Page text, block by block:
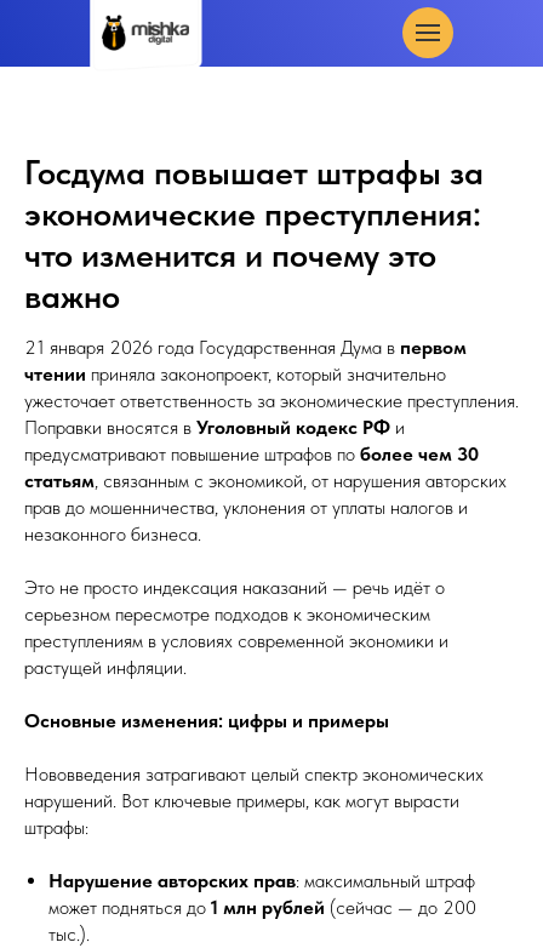
Госдума повышает штрафы за
экономические преступления:
что изменится и почему это
важно
21 января 2026 года Государственная Дума в первом
чтении приняла законопроект, который значительно
ужесточает ответственность за экономические преступления.
Поправки вносятся в Уголовный кодекс РФ и
предусматривают повышение штрафов по более чем 30
статьям, связанным с экономикой, от нарушения авторских
прав до мошенничества, уклонения от уплаты налогов и
незаконного бизнеса.
Это не просто индексация наказаний — речь идёт о
серьезном пересмотре подходов к экономическим
преступлениям в условиях современной экономики и
растущей инфляции.
Основные изменения: цифры и примеры
Нововведения затрагивают целый спектр экономических
нарушений. Вот ключевые примеры, как могут вырасти
штрафы:
Нарушение авторских прав: максимальный штраф
может подняться до 1 млн рублей (сейчас — до 200
тыс.).